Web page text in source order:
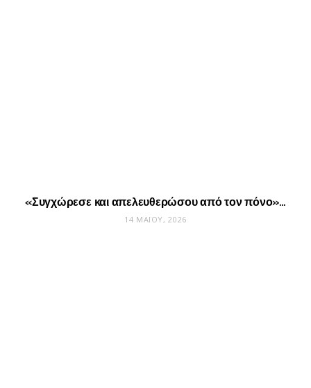
«Συγχώρεσε και απελευθερώσου από τον πόνο»…
14 ΜΑΪ́ΟΥ, 2026